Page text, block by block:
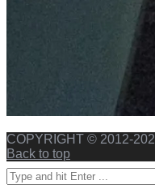
COPYRIGHT © 2012-
Back to top
Search
for: